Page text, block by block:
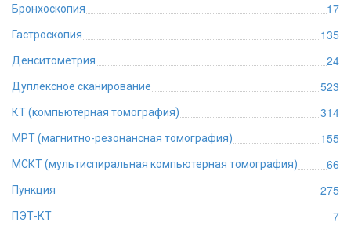
Бронхоскопия 17
Гастроскопия 135
Денситометрия 24
Дуплексное сканирование 523
КТ (компьютерная томография) 314
МРТ (магнитно-резонансная томография) 155
МСКТ (мультиспиральная компьютерная томография) 66
Пункция 275
ПЭТ-КТ 7